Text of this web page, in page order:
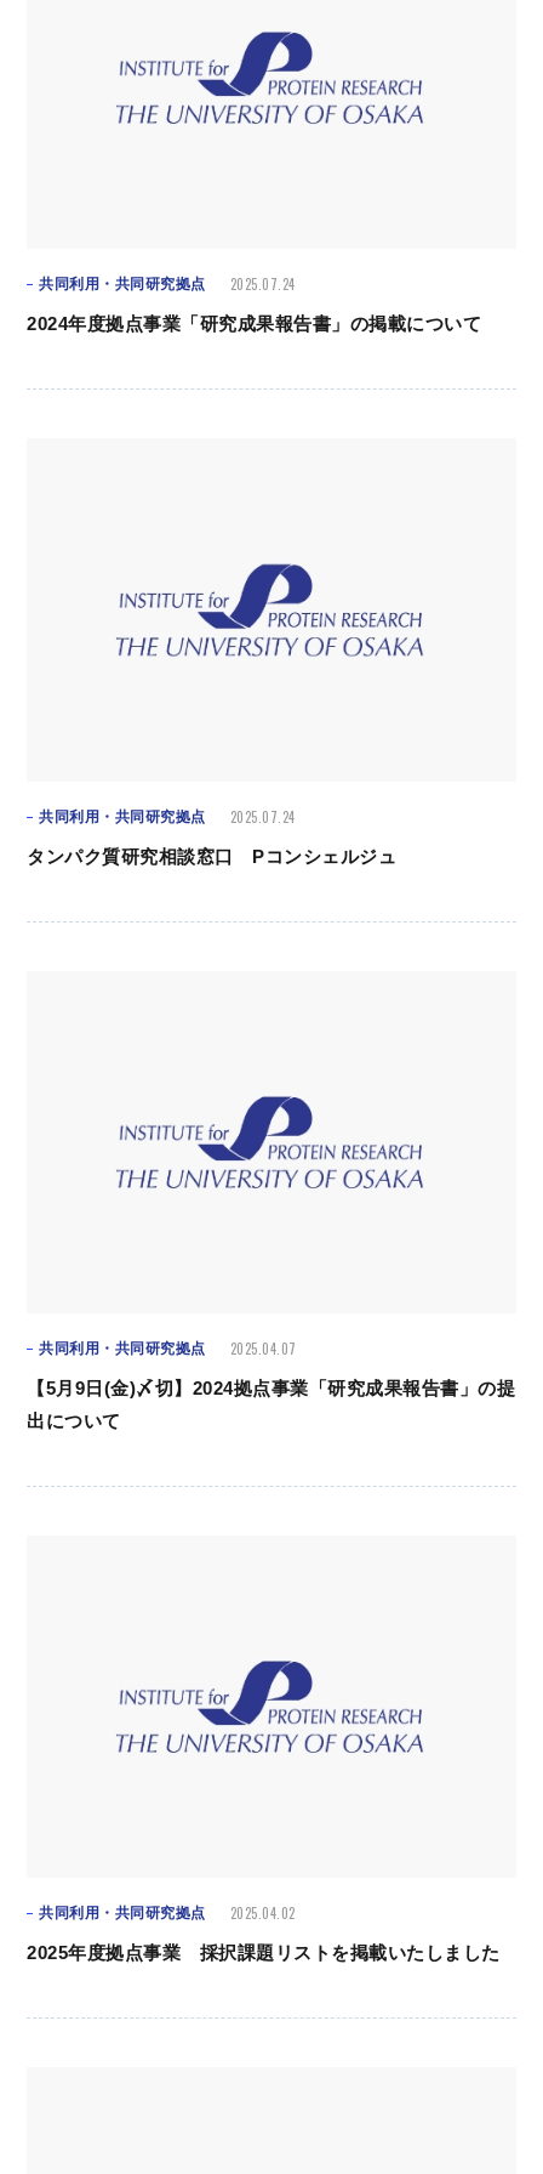
共同利用・共同研究拠点 2025.07.24
2024年度拠点事業「研究成果報告書」の掲載について
共同利用・共同研究拠点 2025.07.24
タンパク質研究相談窓口 Pコンシェルジュ
共同利用・共同研究拠点 2025.04.07
【5月9日(金)〆切】2024拠点事業「研究成果報告書」の提
出について
共同利用・共同研究拠点 2025.04.02
2025年度拠点事業 採択課題リストを掲載いたしました